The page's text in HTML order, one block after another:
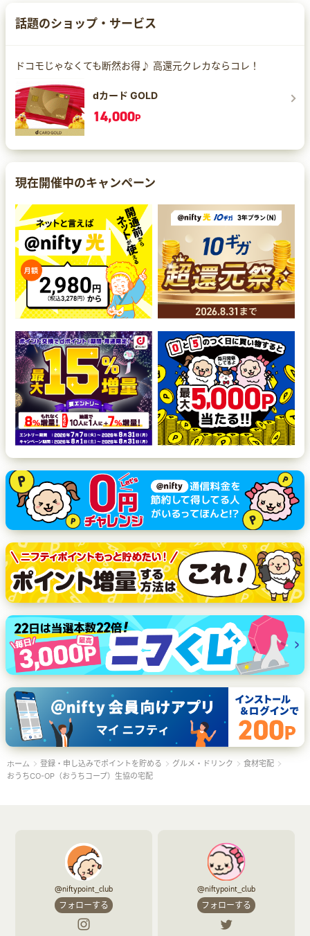
話題のショップ・サービス
ドコモじゃなくても断然お得♪ 高還元クレカならコレ！
dカード GOLD
14,000P
現在開催中のキャンペーン
ホーム 登録・申し込みでポイントを貯める グルメ・ドリンク
食材宅配
おうちCO-OP（おうちコープ）生協の宅配
@niftypoint_club
フォローする
@niftypoint_club
フォローする